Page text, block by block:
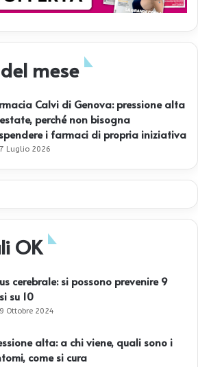
mese
Calvi di Genova: pressione alta
perché non bisogna
i farmaci di propria iniziativa
Luglio 2026
OK
cerebrale: si possono prevenire 9
su 10
Ottobre 2024
alta: a chi viene, quali sono i
come si cura